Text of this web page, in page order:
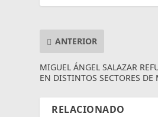
ANTERIOR
MIGUEL ÁNGEL SALAZAR
EN DISTINTOS SECTORES DE
RELACIONADO